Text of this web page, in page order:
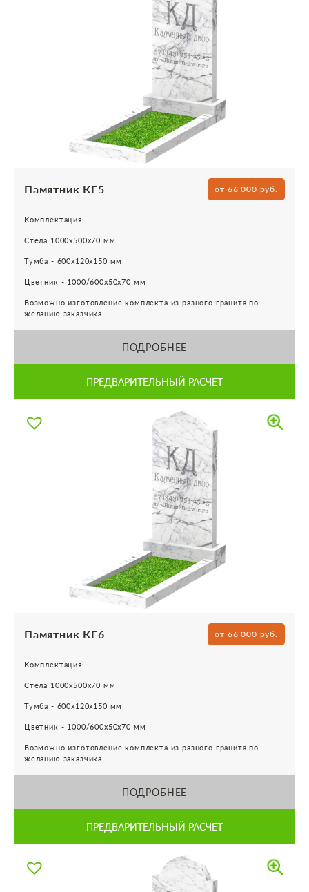
Памятник КГ5 от 66 000 руб.
Комплектация:
Стела 1000х500х70 мм
Тумба - 600х120х150 мм
Цветник - 1000/600х50х70 мм
Возможно изготовление комплекта из разного гранита по
желанию заказчика
ПОДРОБНЕЕ
ПРЕДВАРИТЕЛЬНЫЙ РАСЧЕТ
Памятник КГ6 от 66 000 руб.
Комплектация:
Стела 1000х500х70 мм
Тумба - 600х120х150 мм
Цветник - 1000/600х50х70 мм
Возможно изготовление комплекта из разного гранита по
желанию заказчика
ПОДРОБНЕЕ
ПРЕДВАРИТЕЛЬНЫЙ РАСЧЕТ